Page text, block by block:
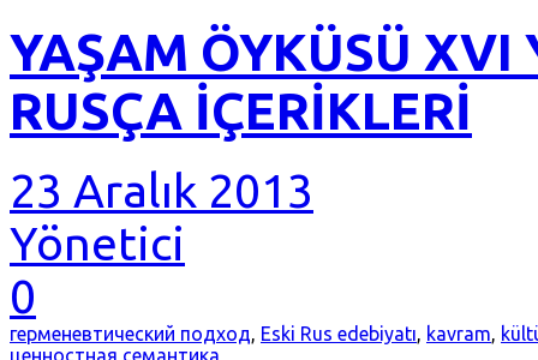
YAŞAM ÖYKÜSÜ XVI
RUSÇA İÇERİKLERİ
23 Aralık 2013
Yönetici
0
герменевтический подход, Eski Rus edebiyatı, kavram,
ценностная семантика